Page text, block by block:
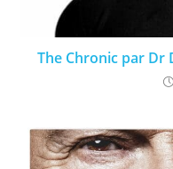
The Chronic par Dr